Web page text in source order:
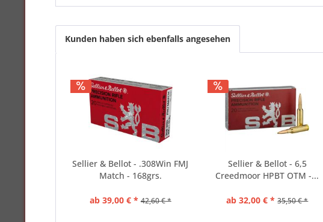
Kunden haben sich ebenfalls angesehen
Sellier & Bellot - .308Win FMJ
Match - 168grs.
ab 39,00 € * 42,60 € *
Sellier & Bellot - 6,5
Creedmoor HPBT OTM -...
ab 32,00 € * 35,50 € *